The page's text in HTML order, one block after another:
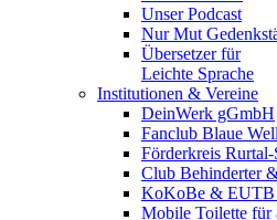
Unser Podcast
Nur Mut
Übersetzer für
Leichte Sprache
Institutionen & Vereine
DeinWerk gGmbH
Fanclub Blaue
Förderkreis Rurtal-
Club Behinderter
KoKoBe & EUTB
Mobile Toilette für